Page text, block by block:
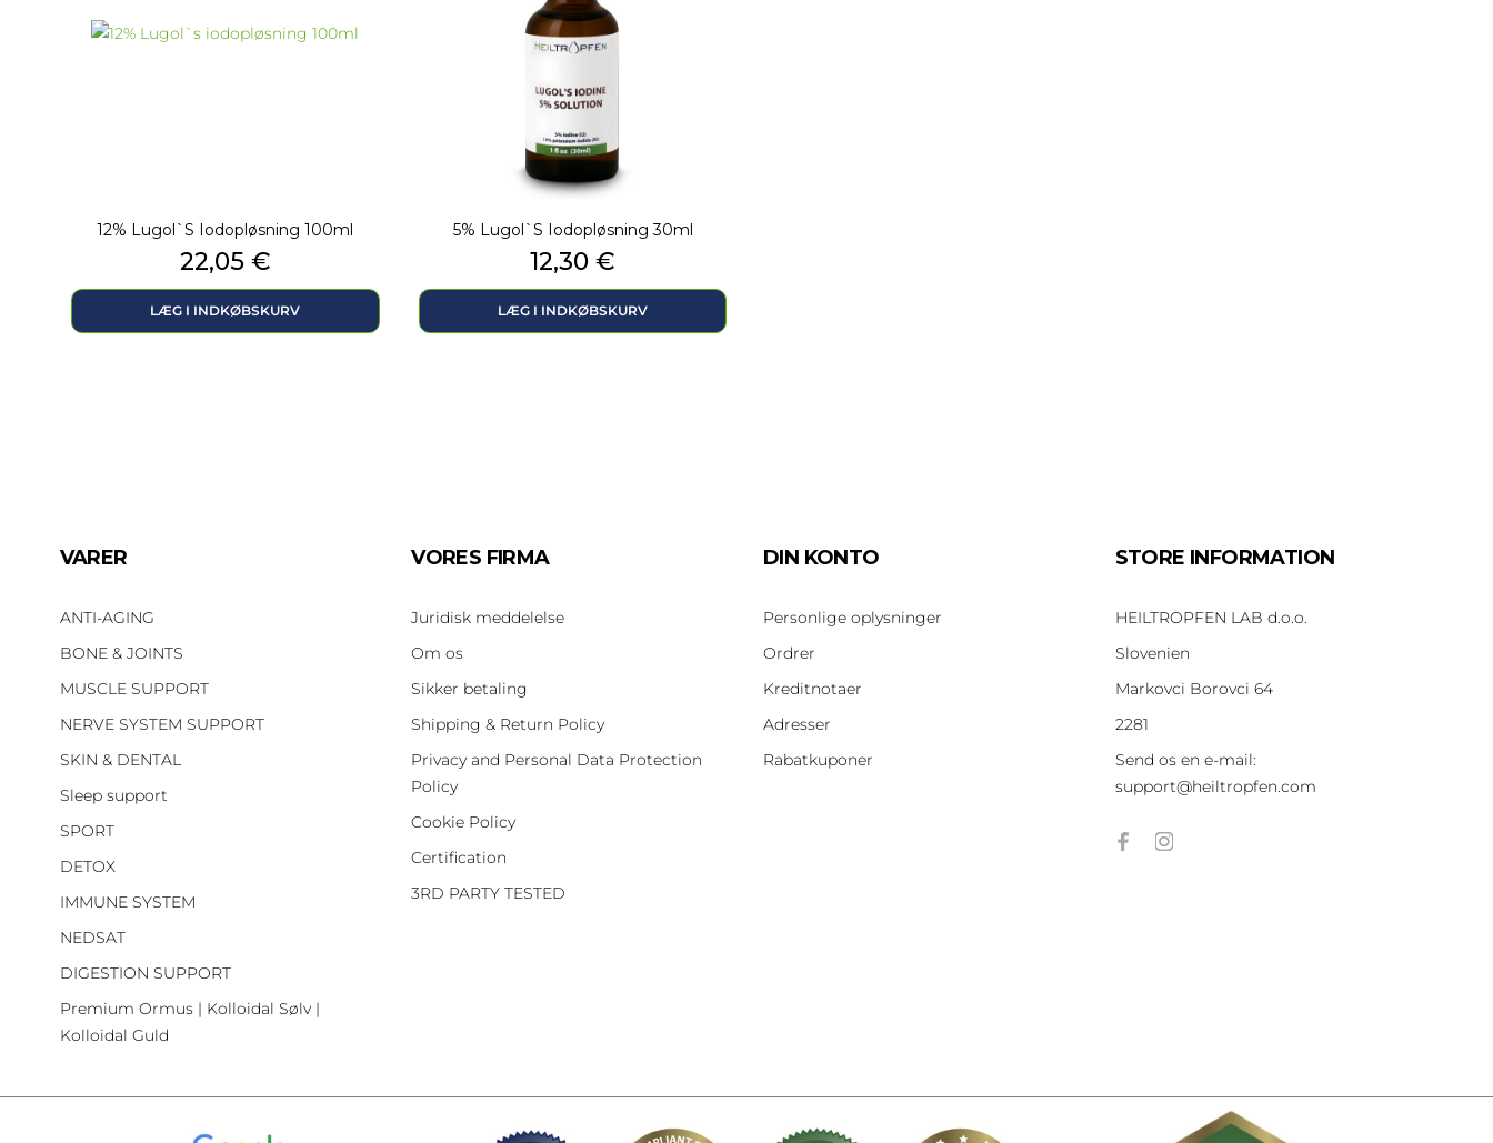
12% Lugol`s Iodopløsning 100ml
Pris
22,05 €
LÆG I INDKØBSKURV
5% Lugol`s Iodopløsning 30ml
Pris
12,30 €
LÆG I INDKØBSKURV
VARER
ANTI-AGING
BONE & JOINTS
MUSCLE SUPPORT
NERVE SYSTEM SUPPORT
SKIN & DENTAL
Sleep support
SPORT
DETOX
IMMUNE SYSTEM
NEDSAT
DIGESTION SUPPORT
Premium Ormus | Kolloidal Sølv |
Kolloidal Guld
VORES FIRMA
Juridisk meddelelse
Om os
Sikker betaling
Shipping & Return Policy
Privacy and Personal Data Protection
Policy
Cookie Policy
Certification
3RD PARTY TESTED
DIN KONTO
Personlige oplysninger
Ordrer
Kreditnotaer
Adresser
Rabatkuponer
STORE INFORMATION
HEILTROPFEN LAB d.o.o.
Slovenien
Markovci Borovci 64
2281
Send os en e-mail:
support@heiltropfen.com